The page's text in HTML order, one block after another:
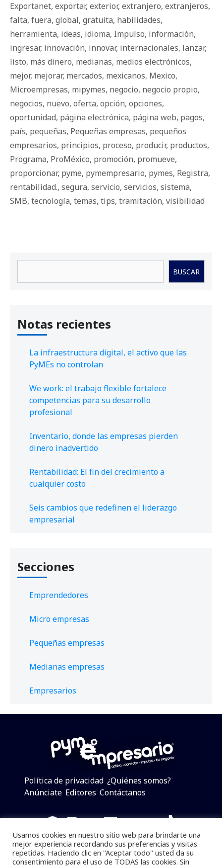
Exportanet, exportar, exterior, extranjero, extranjeros,
falta, fuera, global, gratuita, habilidades,
herramienta, ideas, idioma, Impulso, información,
ingresar, innovación, innovar, internacionales, lanzar,
listo, más dinero, medianas, medios electrónicos,
mejor, mejorar, mercados, mexicanos, Mexico,
Microempresas, mipymes, negocio, negocio propio,
negocios, nuevo, oferta, opción, opciones,
oportunidad, página electrónica, página web, pagos,
país, pequeñas, Pequeñas empresas, pequeños
empresarios, principios, proceso, producir, productos,
Programa, ProMéxico, promoción, promueve,
proporcionar, pyme, pymempresario, pymes, Registra,
rentabilidad., segura, servicio, servicios, sistema,
SMB, tecnología, temas, tips, tramitación, visibilidad
BUSCAR
Notas recientes
La infraestructura digital, el activo que las
PyMEs no controlan
We work: el trabajo flexible fortalece
competencias para su desarrollo
profesional
Inventario, donde las empresas pierden
dinero inadvertido
Rentabilidad: El fin del crecimiento a
cualquier costo
Seis cambios que redefinen el liderazgo
empresarial
Secciones
Emprendedores
Micro empresas
Pequeñas empresas
Medianas empresas
Empresarios
Política de privacidad ¿Quiénes somos?
Anúnciate Editores Contáctanos
Facebook
Instagram
Twitter
LinkedIn
Telegram
YouTube
TikTok
Usamos cookies en nuestro sitio web para brindarte una
mejor experiencia recordando sus preferencias y visitas
repetidas. Haciendo clic en "Aceptar todo" usted da su
consentimiento para el uso de TODAS las cookies. Sin